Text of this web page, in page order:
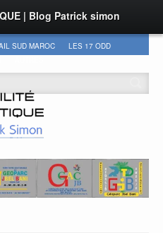
| Blog Patrick simon
SUD MAROC
LES 17 ODD